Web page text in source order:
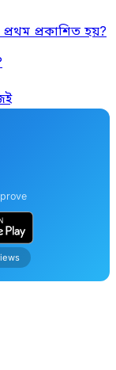
প্রকাশিত হয়?